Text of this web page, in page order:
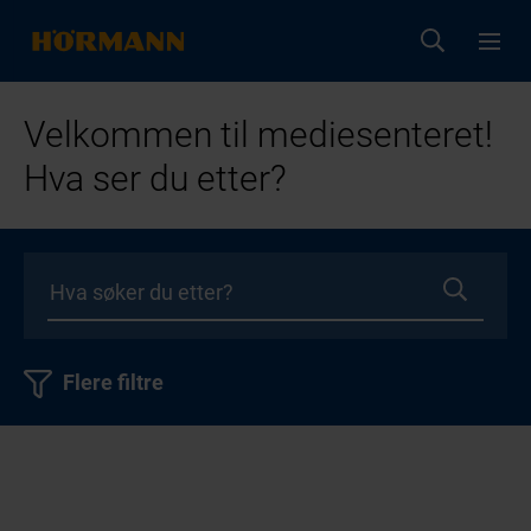
Velkommen til mediesenteret!
Hva ser du etter?
Flere filtre